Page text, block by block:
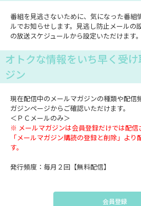
番組を見逃さないために、気になった番組
ルでお知らせします。見逃し防止メールの
の放送スケジュールから設定いただけます。
オトクな情報をいち早く受
ジン
現在配信中のメールマガジンの種類や配信
ガジンページからご確認いただけます。
＜ＰＣメールのみ＞
※ メールマガジンは会員登録だけでは配信
「メールマガジン購読の登録と削除」よ
す。
発行頻度：毎月２回【無料配信】
会員登録